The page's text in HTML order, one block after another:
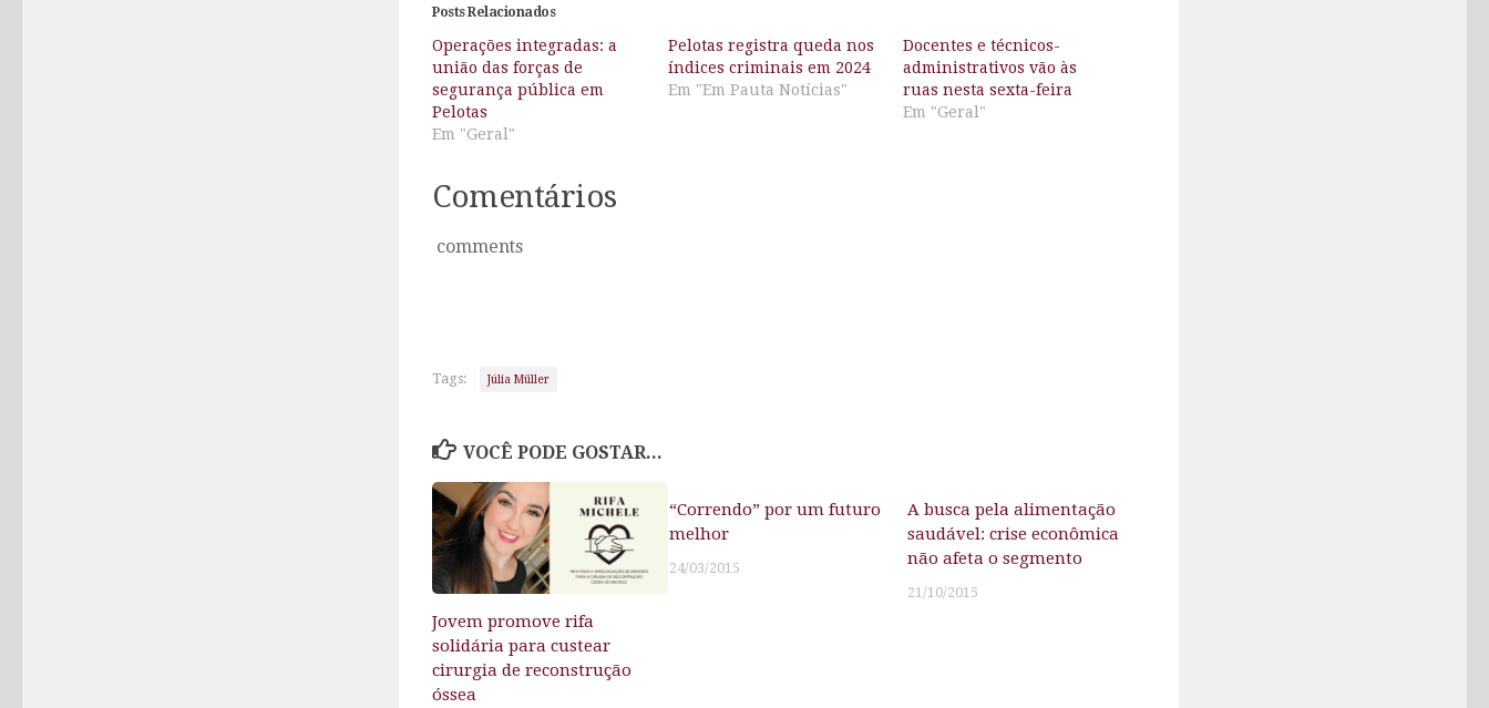
Posts Relacionados
Operações integradas: a
união das forças de
segurança pública em
Pelotas
Em "Geral"
Pelotas registra queda nos
índices criminais em 2024
Em "Em Pauta Notícias"
Docentes e técnicos-
administrativos vão às
ruas nesta sexta-feira
Em "Geral"
Comentários
comments
Tags: Júlia Müller
VOCÊ PODE GOSTAR...
Jovem promove rifa
solidária para custear
cirurgia de reconstrução
óssea
“Correndo” por um futuro
melhor
24/03/2015
A busca pela alimentação
saudável: crise econômica
não afeta o segmento
21/10/2015